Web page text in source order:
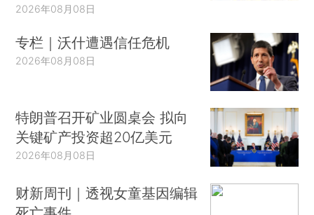
2026年08月08日
专栏｜沃什遭遇信任危机
2026年08月08日
特朗普召开矿业圆桌会 拟向
关键矿产投资超20亿美元
2026年08月08日
财新周刊｜透视女童基因编辑